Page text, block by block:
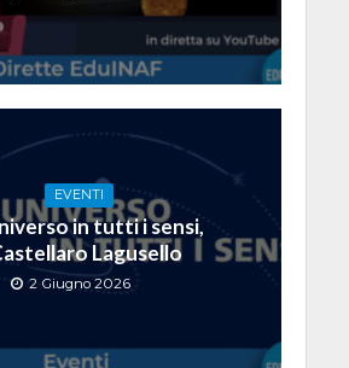
EVENTI
in tutti i sensi,
Lagusello
2 Giugno 2026